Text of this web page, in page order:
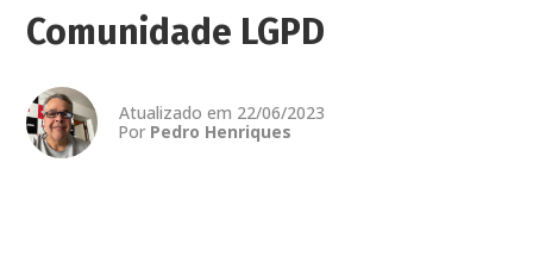
Comunidade LGPD
Atualizado em 22/06/2023
Por Pedro Henriques